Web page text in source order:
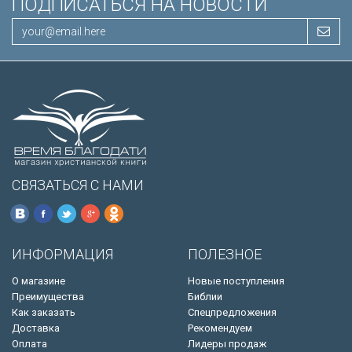
ПОДПИСАТЬСЯ НА НОВОСТИ
СВЯЗАТЬСЯ С НАМИ
ИНФОРМАЦИЯ
О магазине
Преимущества
Как заказать
Доставка
Оплата
ПОЛЕЗНОЕ
Новые поступления
Библии
Спецпредложения
Рекомендуем
Лидеры продаж